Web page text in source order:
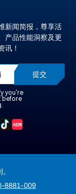
新闻简报，尊享活
产品性能洞察及更
讯！
you're
before
提交
8881-009